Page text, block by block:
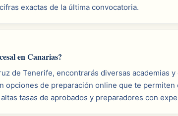
exactas de la última convocatoria.
en Canarias?
de Tenerife, encontrarás diversas academias
opciones de preparación online que te
tasas de aprobados y preparadores con